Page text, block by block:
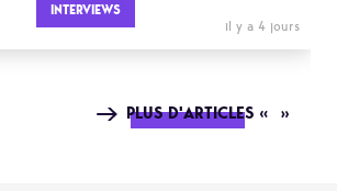
INTERVIEWS
il y a 4 jours
PLUS D'ARTICLES « »